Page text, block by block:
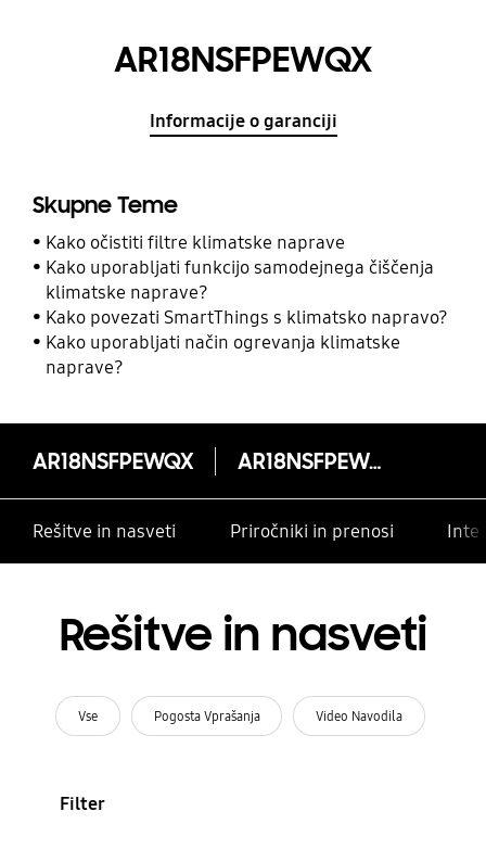
AR18NSFPEWQX
Informacije o garanciji
Skupne Teme
Kako očistiti filtre klimatske naprave
Kako uporabljati funkcijo samodejnega čiščenja
klimatske naprave?
Kako povezati SmartThings s klimatsko napravo?
Kako uporabljati način ogrevanja klimatske
naprave?
AR18NSFPEWQX AR18NSFPEWQX
Rešitve in nasveti Priročniki in prenosi
Rešitve in nasveti
Vse Pogosta Vprašanja Video Navodila
Filter